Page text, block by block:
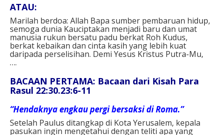
ATAU:
Marilah berdoa: Allah Bapa sumber pembaruan hidup,
semoga dunia Kauciptakan menjadi baru dan umat
manusia rukun bersatu padu berkat Roh Kudus,
berkat kebaikan dan cinta kasih yang lebih kuat
daripada perselisihan. Demi Yesus Kristus Putra-Mu,
….
BACAAN PERTAMA: Bacaan dari Kisah Para
Rasul 22:30.23:6-11
“Hendaknya engkau pergi bersaksi di Roma.”
Setelah Paulus ditangkap di Kota Yerusalem, kepala
pasukan ingin mengetahui dengan teliti apa yang